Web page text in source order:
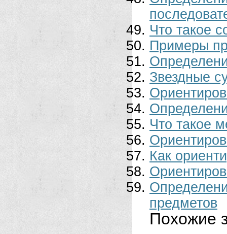
Что такое
Примеры
Звездные
Что такое
Как
предметов
Похожие